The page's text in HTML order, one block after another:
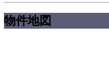
物件地図